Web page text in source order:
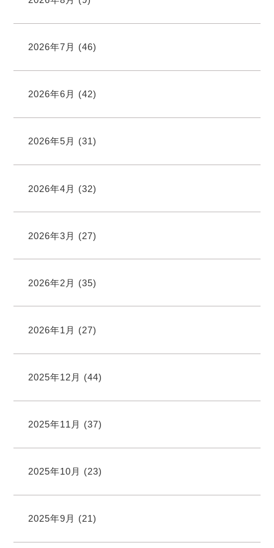
2026年7月 (46)
2026年6月 (42)
2026年5月 (31)
2026年4月 (32)
2026年3月 (27)
2026年2月 (35)
2026年1月 (27)
2025年12月 (44)
2025年11月 (37)
2025年10月 (23)
2025年9月 (21)